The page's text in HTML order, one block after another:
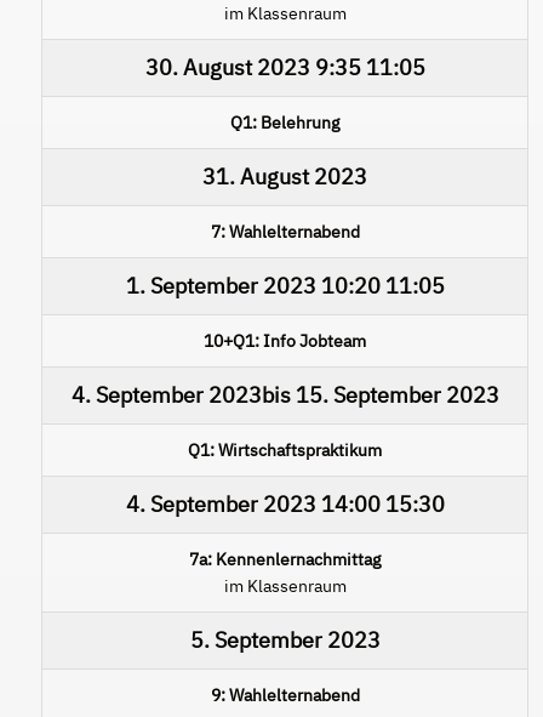
im Klassenraum
30. August 2023 9:35 11:05
Q1: Belehrung
31. August 2023
7: Wahlelternabend
1. September 2023 10:20 11:05
10+Q1: Info Jobteam
4. September 2023bis 15. September 2023
Q1: Wirtschaftspraktikum
4. September 2023 14:00 15:30
7a: Kennenlernachmittag
im Klassenraum
5. September 2023
9: Wahlelternabend